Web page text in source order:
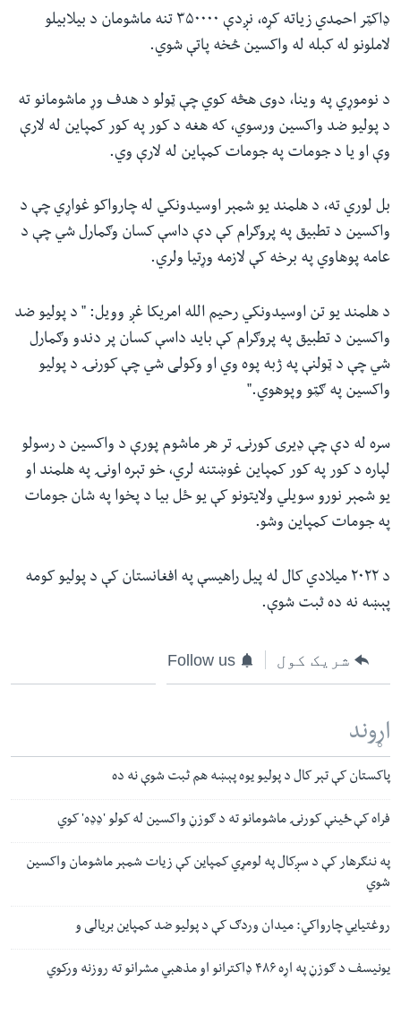
ډاکټر احمدي زیاته کړه، نږدې ۳۵۰۰۰۰ تنه ماشومان د بیلابیلو
لاملونو له کبله له واکسین څخه پاتې شوي.
د نوموړي په وینا، دوی هڅه کوي چې ټولو د هدف وړ ماشومانو ته
د پولیو ضد واکسین ورسوي، که هغه د کور په کور کمپاین له لارې
وې او یا د جومات په جومات کمپاین له لارې وي.
بل لوري ته، د هلمند یو شمېر اوسیدونکي له چارواکو غواړي چې د
واکسین د تطبیق په پروګرام کې دې داسې کسان وګمارل شي چې د
عامه پوهاوي په برخه کې لازمه وړتیا ولري.
د هلمند یو تن اوسیدونکي رحیم الله امریکا غږ وویل: " د پولیو ضد
واکسین د تطبیق په پروګرام کې باید داسې کسان پر دندو وګمارل
شي چې د ټولنې په ژبه پوه وي او وکولی شي چې کورنۍ د پولیو
واکسین په ګټو وپوهوي."
سره له دې چې ډیری کورنۍ تر هر ماشوم پورې د واکسین د رسولو
لپاره د کور په کور کمپاین غوښتنه لري، خو تېره اونۍ په هلمند او
یو شمېر نورو سویلي ولایتونو کې یو ځل بیا د پخوا په شان جومات
په جومات کمپاین وشو.
د ۲۰۲۲ میلادي کال له پیل راهیسې په افغانستان کې د پولیو کومه
پېښه نه ده ثبت شوې.
شریک کول Follow us
اړوند
پاکستان کې تېر کال د پولیو یوه پېښه هم ثبت شوې نه ده
فراه کې ځینې کورنۍ ماشومانو ته د ګوزڼ واکسین له کولو 'ډډه' کوي
په ننګرهار کې د سږکال په لومړي کمپاین کې زیات شمېر ماشومان واکسین
شوي
روغتیایي چارواکي: میدان وردګ کې د پولیو ضد کمپاین بریالی و
یونیسف د ګوزڼ په اړه ۴۸۶ ډاکترانو او مذهبي مشرانو ته روزنه ورکوي